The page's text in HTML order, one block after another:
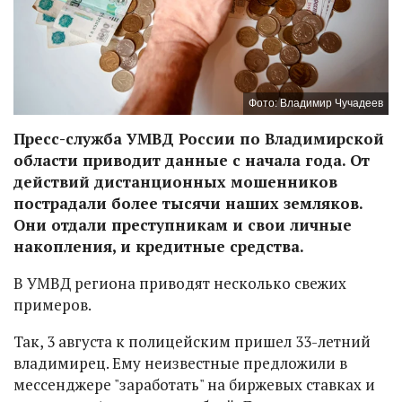
Фото: Владимир Чучадеев
Пресс-служба УМВД России по Владимирской
области приводит данные с начала года. От
действий дистанционных мошенников
пострадали более тысячи наших земляков.
Они отдали преступникам и свои личные
накопления, и кредитные средства.
В УМВД региона приводят несколько свежих
примеров.
Так, 3 августа к полицейским пришел 33-летний
владимирец. Ему неизвестные предложили в
мессенджере "заработать" на биржевых ставках и